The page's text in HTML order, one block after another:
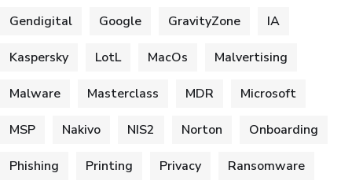
Gendigital Google GravityZone IA
Kaspersky LotL MacOs Malvertising
Malware Masterclass MDR Microsoft
MSP Nakivo NIS2 Norton Onboarding
Phishing Printing Privacy Ransomware